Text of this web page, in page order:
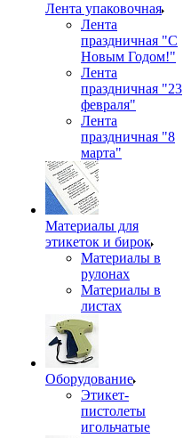
Лента упаковочная
Лента
праздничная "С
Новым Годом!"
Лента
праздничная "23
февраля"
Лента
праздничная "8
марта"
Материалы для
этикеток и бирок
Материалы в
рулонах
Материалы в
листах
Оборудование
Этикет-
пистолеты
игольчатые